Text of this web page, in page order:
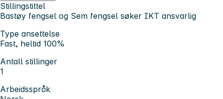
Stillingstittel
Bastøy fengsel og Sem fengsel søker IKT ansvarlig
Type ansettelse
Fast, heltid 100%
Antall stillinger
1
Arbeidsspråk